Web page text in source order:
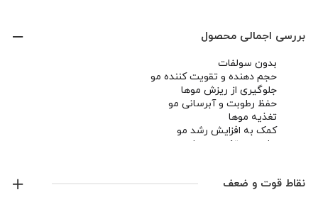
بررسی اجمالی محصول
بدون سولفات
حجم دهنده و تقویت کننده مو
جلوگیری از ریزش موها
حفظ رطوبت و آبرسانی مو
تغذیه موها
کمک به افزایش رشد مو
حاوی پروتئین سویا
نقاط قوت و ضعف